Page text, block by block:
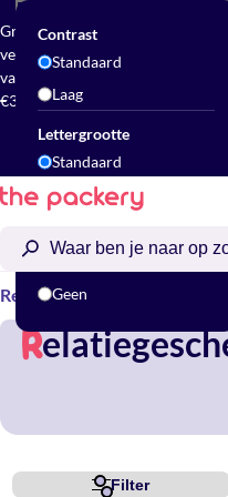
Gratis
verzending
vanaf
€300
Contrast
Standaard
Laag
Lettergrootte
Standaard
Groot
Geen
Relatiegeschenk
R
Filter